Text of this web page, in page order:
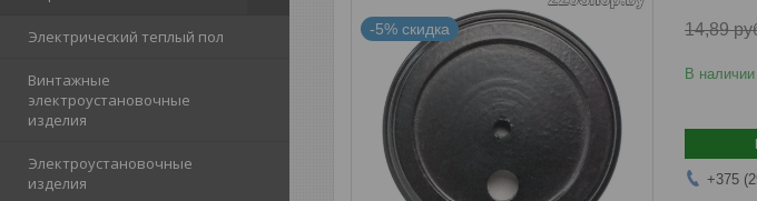
Электрический теплый пол
Винтажные
электроустановочные
изделия
Электроустановочные
изделия
-5% 14,89
В наличии
+375